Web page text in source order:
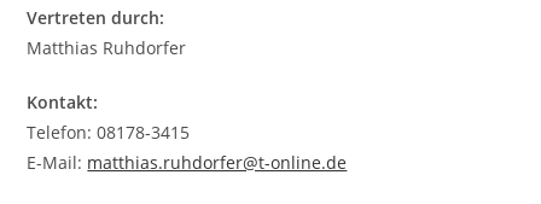
Vertreten durch:
Matthias Ruhdorfer
Kontakt:
Telefon: 08178-3415
E-Mail: matthias.ruhdorfer@t-online.de